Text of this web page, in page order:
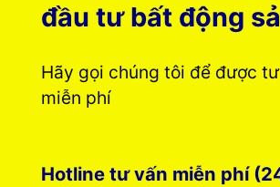
đầu tư bất động
Hãy gọi chúng tôi để được
miễn phí
Hotline tư vấn miễn phí